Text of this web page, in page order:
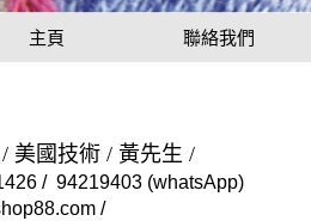
主頁 聯絡我們
/ 美國技術 / 黃先生 /
/ 94219403 (whatsApp)
/